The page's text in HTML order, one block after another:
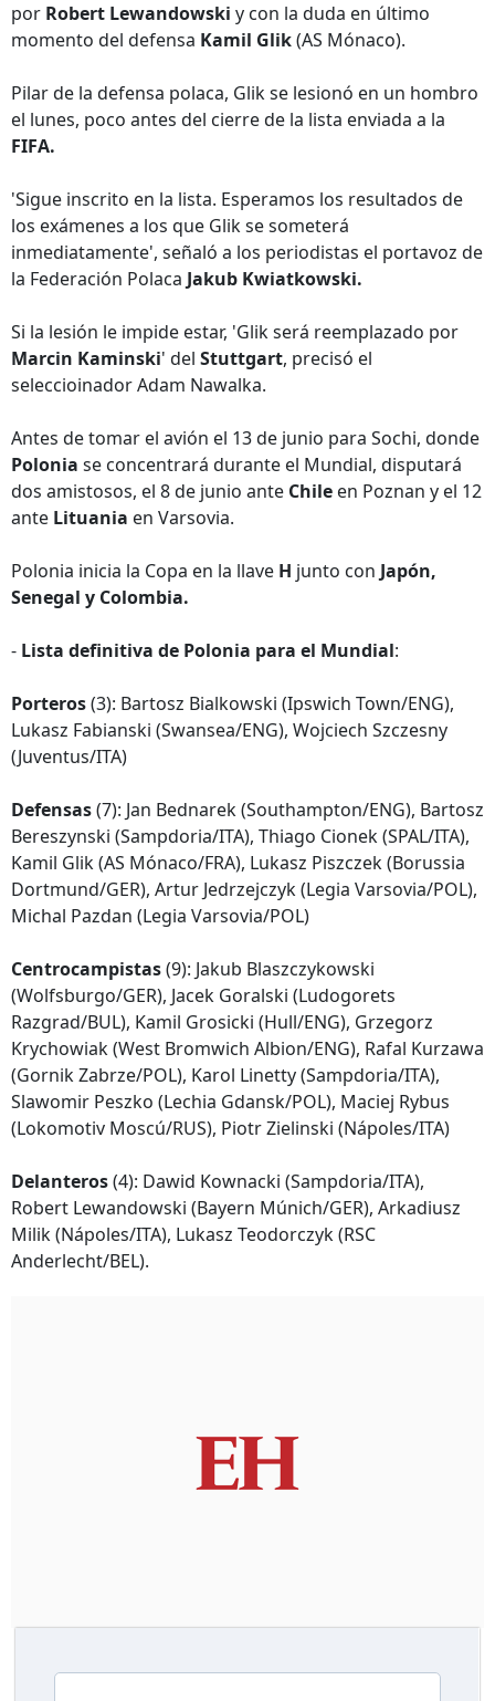
por Robert Lewandowski y con la duda en último
momento del defensa Kamil Glik(AS Mónaco).
Pilar de la defensa polaca, Glik se lesionó en un hombro
el lunes, poco antes del cierre de la lista enviada a la
FIFA.
'Sigue inscrito en la lista. Esperamos los resultados de
los exámenes a los que Glik se someterá
inmediatamente', señaló a los periodistas el portavoz de
la Federación Polaca Jakub Kwiatkowski.
Si la lesión le impide estar, 'Glik será reemplazado por
Marcin Kaminski' del Stuttgart, precisó el
seleccioinador Adam Nawalka.
Antes de tomar el avión el 13 de junio para Sochi, donde
Polonia se concentrará durante el Mundial, disputará
dos amistosos, el 8 de junio ante Chile en Poznan y el 12
ante Lituania en Varsovia.
Polonia inicia la Copa en la llave H junto con Japón,
Senegal y Colombia.
- Lista definitiva de Polonia para el Mundial:
Porteros(3): Bartosz Bialkowski (Ipswich Town/ENG),
Lukasz Fabianski (Swansea/ENG), Wojciech Szczesny
(Juventus/ITA)
Defensas(7): Jan Bednarek (Southampton/ENG), Bartosz
Bereszynski (Sampdoria/ITA), Thiago Cionek (SPAL/ITA),
Kamil Glik (AS Mónaco/FRA), Lukasz Piszczek (Borussia
Dortmund/GER), Artur Jedrzejczyk (Legia Varsovia/POL),
Michal Pazdan (Legia Varsovia/POL)
Centrocampistas(9): Jakub Blaszczykowski
(Wolfsburgo/GER), Jacek Goralski (Ludogorets
Razgrad/BUL), Kamil Grosicki (Hull/ENG), Grzegorz
Krychowiak (West Bromwich Albion/ENG), Rafal Kurzawa
(Gornik Zabrze/POL), Karol Linetty (Sampdoria/ITA),
Slawomir Peszko (Lechia Gdansk/POL), Maciej Rybus
(Lokomotiv Moscú/RUS), Piotr Zielinski (Nápoles/ITA)
Delanteros(4): Dawid Kownacki (Sampdoria/ITA),
Robert Lewandowski (Bayern Múnich/GER), Arkadiusz
Milik (Nápoles/ITA), Lukasz Teodorczyk (RSC
Anderlecht/BEL).